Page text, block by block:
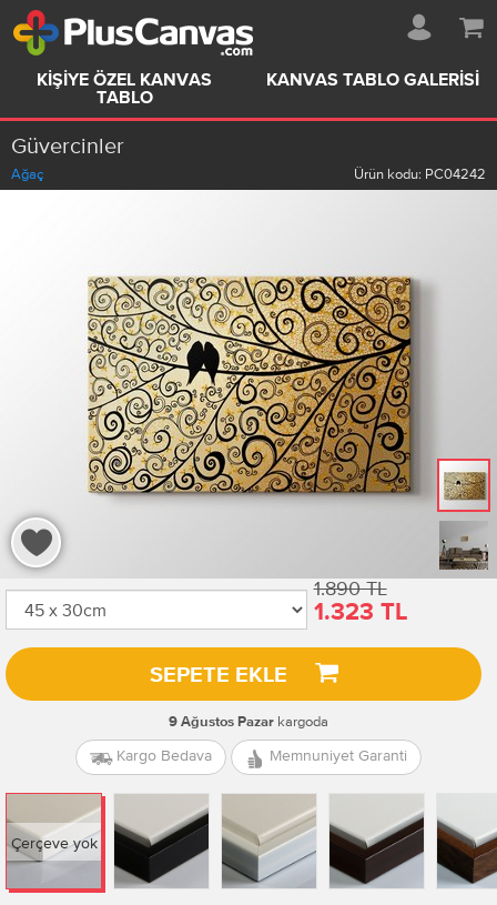
KIŞIYE ÖZEL KANVAS
TABLO
KANVAS TABLO GALERISI
Güvercinler
Ağaç Ürün kodu: PC04242
1.890 TL
1.323 TL
SEPETE EKLE
9 Ağustos Pazar kargoda
Kargo Bedava Memnuniyet Garanti
Çerçeve yok